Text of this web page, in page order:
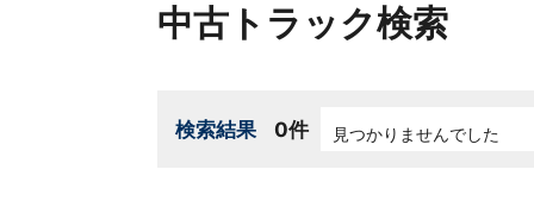
中古トラック検索
検索結果 0件 見つかりませんでした